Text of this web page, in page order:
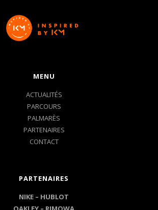
MENU
ACTUALITÉS
PARCOURS
PALMARÈS
PARTENAIRES
CONTACT
PARTENAIRES
NIKE – HUBLOT